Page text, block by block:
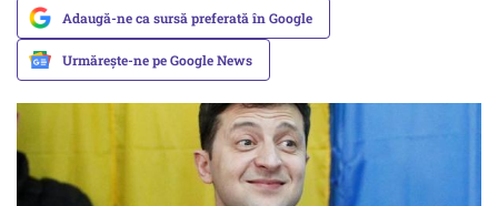
Adaugă-ne ca sursă preferată în Google
Urmărește-ne pe Google News